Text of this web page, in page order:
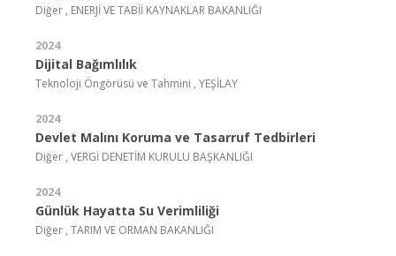
Diğer , ENERJİ VE TABİİ KAYNAKLAR BAKANLIĞI
2024
Dijital Bağımlılık
Teknoloji Öngörüsü ve Tahmini , YEŞİLAY
2024
Devlet Malını Koruma ve Tasarruf Tedbirleri
Diğer , VERGİ DENETİM KURULU BAŞKANLIĞI
2024
Günlük Hayatta Su Verimliliği
Diğer , TARIM VE ORMAN BAKANLIĞI